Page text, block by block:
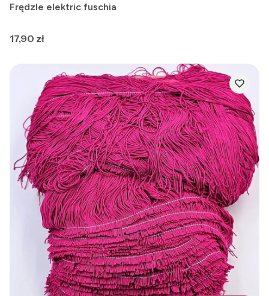
Frędzle elektric fuschia
Cena
17,90 zł